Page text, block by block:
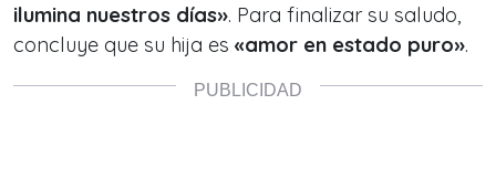
ilumina nuestros días». Para finalizar su saludo,
concluye que su hija es «amor en estado puro».